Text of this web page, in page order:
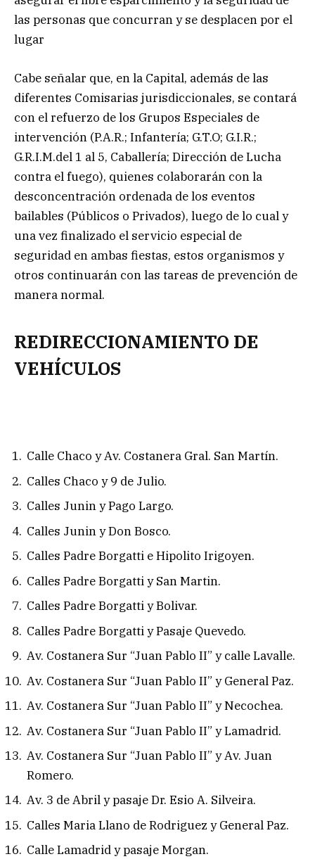
las personas que concurran y se desplacen por el
lugar
Cabe señalar que, en la Capital, además de las
diferentes Comisarias jurisdiccionales, se contará
con el refuerzo de los Grupos Especiales de
intervención (P.A.R.; Infantería; G.T.O; G.I.R.;
G.R.I.M.del 1 al 5, Caballería; Dirección de Lucha
contra el fuego), quienes colaborarán con la
desconcentración ordenada de los eventos
bailables (Públicos o Privados), luego de lo cual y
una vez finalizado el servicio especial de
seguridad en ambas fiestas, estos organismos y
otros continuarán con las tareas de prevención de
manera normal.
REDIRECCIONAMIENTO DE
VEHÍCULOS
Calle Chaco y Av. Costanera Gral. San Martín.
Calles Chaco y 9 de Julio.
Calles Junin y Pago Largo.
Calles Junin y Don Bosco.
Calles Padre Borgatti e Hipolito Irigoyen.
Calles Padre Borgatti y San Martin.
Calles Padre Borgatti y Bolivar.
Calles Padre Borgatti y Pasaje Quevedo.
Av. Costanera Sur “Juan Pablo II” y calle Lavalle.
Av. Costanera Sur “Juan Pablo II” y General Paz.
Av. Costanera Sur “Juan Pablo II” y Necochea.
Av. Costanera Sur “Juan Pablo II” y Lamadrid.
Av. Costanera Sur “Juan Pablo II” y Av. Juan
Romero.
Av. 3 de Abril y pasaje Dr. Esio A. Silveira.
Calles Maria Llano de Rodriguez y General Paz.
Calle Lamadrid y pasaje Morgan.